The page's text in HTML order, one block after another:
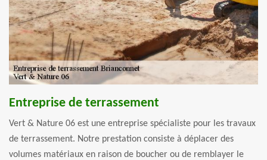
Entreprise de terrassement
Vert & Nature 06 est une entreprise spécialiste pour les travaux
de terrassement. Notre prestation consiste à déplacer des
volumes matériaux en raison de boucher ou de remblayer le